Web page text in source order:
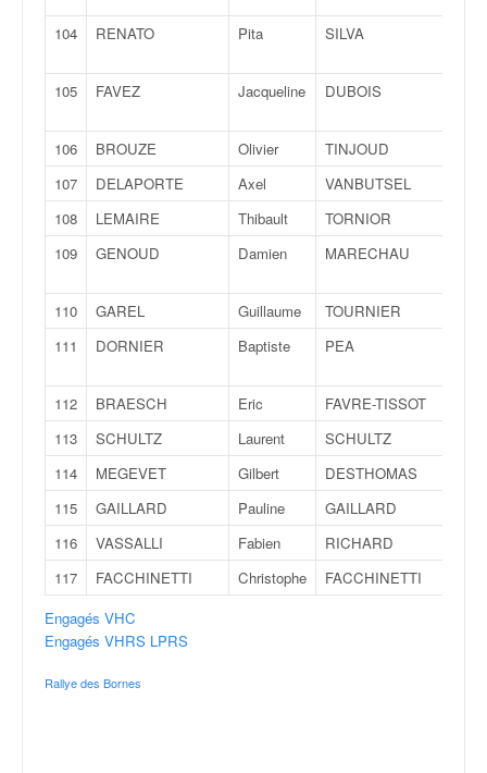
104 RENATO Pita SILVA
105
FAVEZ Jacqueline DUBOIS
106 BROUZE Olivier TINJOUD
107
DELAPORTE Axel VANBUTSEL
108
LEMAIRE Thibault TORNIOR
109
GENOUD Damien MARECHAU
110 GAREL Guillaume TOURNIER
111
DORNIER Baptiste PEA
112 BRAESCH Eric FAVRE-TISSOT
113
SCHULTZ Laurent SCHULTZ
114
MEGEVET Gilbert DESTHOMAS
115
GAILLARD Pauline GAILLARD
116
VASSALLI Fabien RICHARD
117
FACCHINETTI Christophe FACCHINETTI
Engagés VHC
Engagés VHRS LPRS
Rallye des Bornes